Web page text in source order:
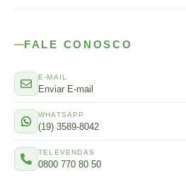
FALE CONOSCO
E-MAIL
Enviar E-mail
WHATSAPP
(19) 3589-8042
TELEVENDAS
0800 770 80 50